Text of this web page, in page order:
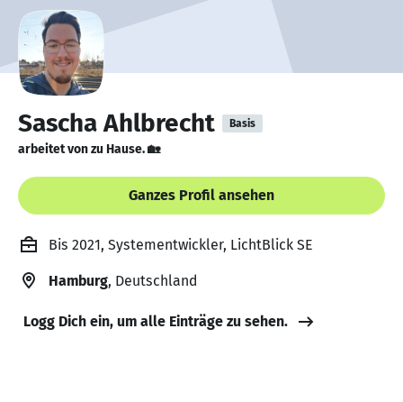
Sascha Ahlbrecht Basis
arbeitet von zu Hause. 🏡
Ganzes Profil ansehen
Bis 2021, Systementwickler, LichtBlick SE
Hamburg, Deutschland
Logg Dich ein, um alle Einträge zu sehen.